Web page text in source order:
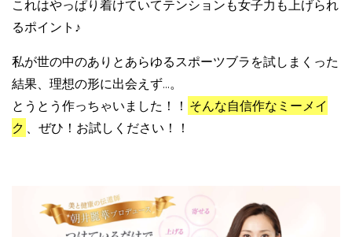
これはやっぱり着けていてテンションも女子力も上げられ
るポイント♪
私が世の中のありとあらゆるスポーツブラを試しまくった
結果、理想の形に出会えず…。
とうとう作っちゃいました！！ そんな自信作なミーメイ
ク 、ぜひ！お試しください！！